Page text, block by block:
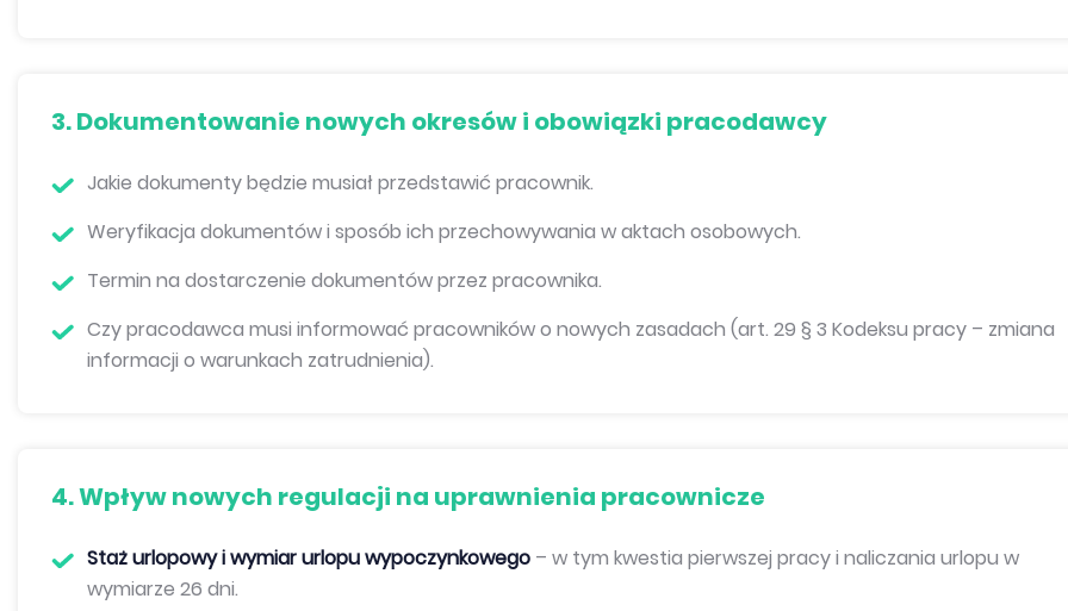
3. Dokumentowanie nowych okresów i obowiązki pracodawcy
Jakie dokumenty będzie musiał przedstawić pracownik.
Weryfikacja dokumentów i sposób ich przechowywania w aktach osobowych.
Termin na dostarczenie dokumentów przez pracownika.
Czy pracodawca musi informować pracowników o nowych zasadach (art. 29 § 3 Kodeksu pracy – zmiana
informacji o warunkach zatrudnienia).
4. Wpływ nowych regulacji na uprawnienia pracownicze
Staż urlopowy i wymiar urlopu wypoczynkowego – w tym kwestia pierwszej pracy i naliczania urlopu w
wymiarze 26 dni.